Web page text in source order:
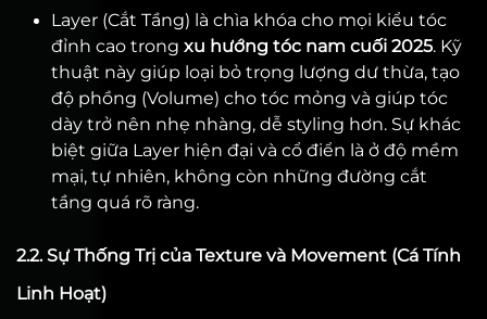
Layer (Cắt Tầng) là chìa khóa cho mọi kiểu tóc
đỉnh cao trong xu hướng tóc nam cuối 2025. Kỹ
thuật này giúp loại bỏ trọng lượng dư thừa, tạo
độ phồng (Volume) cho tóc mỏng và giúp tóc
dày trở nên nhẹ nhàng, dễ styling hơn. Sự khác
biệt giữa Layer hiện đại và cổ điển là ở độ mềm
mại, tự nhiên, không còn những đường cắt
tầng quá rõ ràng.
2.2. Sự Thống Trị của Texture và Movement (Cá Tính
Linh Hoạt)